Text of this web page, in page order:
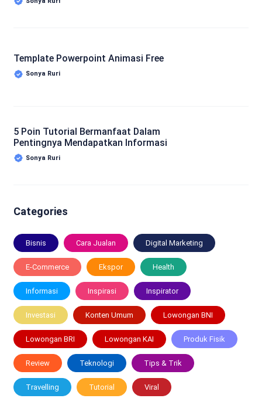
Template Powerpoint Animasi Free
Sonya Ruri
5 Poin Tutorial Bermanfaat Dalam
Pentingnya Mendapatkan Informasi
Sonya Ruri
Categories
Bisnis Cara Jualan Digital Marketing
E-Commerce Ekspor Health
Informasi Inspirasi Inspirator
Investasi Konten Umum Lowongan BNI
Lowongan BRI Lowongan KAI Produk Fisik
Review Teknologi Tips & Trik
Travelling Tutorial Viral